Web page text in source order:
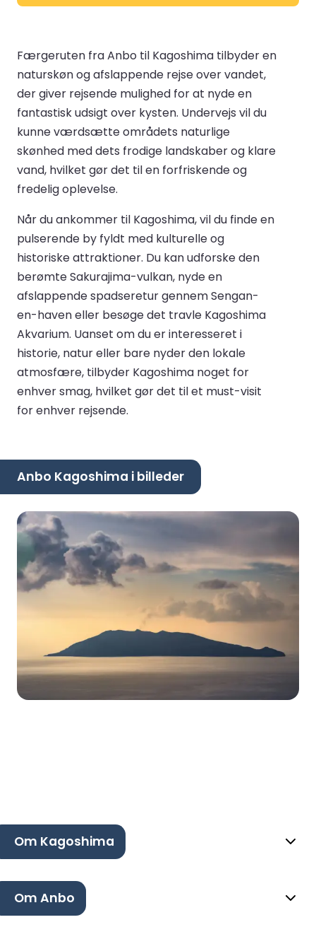
Færgeruten fra Anbo til Kagoshima tilbyder en
naturskøn og afslappende rejse over vandet,
der giver rejsende mulighed for at nyde en
fantastisk udsigt over kysten. Undervejs vil du
kunne værdsætte områdets naturlige
skønhed med dets frodige landskaber og klare
vand, hvilket gør det til en forfriskende og
fredelig oplevelse.
Når du ankommer til Kagoshima, vil du finde en
pulserende by fyldt med kulturelle og
historiske attraktioner. Du kan udforske den
berømte Sakurajima-vulkan, nyde en
afslappende spadseretur gennem Sengan-
en-haven eller besøge det travle Kagoshima
Akvarium. Uanset om du er interesseret i
historie, natur eller bare nyder den lokale
atmosfære, tilbyder Kagoshima noget for
enhver smag, hvilket gør det til et must-visit
for enhver rejsende.
Anbo Kagoshima i billeder
Om Kagoshima
Om Anbo